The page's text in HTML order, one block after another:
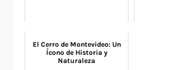
El Cerro de Montevideo: Un
Ícono de Historia y
Naturaleza